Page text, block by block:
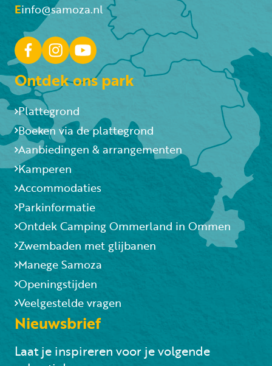
Einfo@samoza.nl
Ontdek ons park
Plattegrond
Boeken via de plattegrond
Aanbiedingen & arrangementen
Kamperen
Accommodaties
Parkinformatie
Ontdek Camping Ommerland in Ommen
Zwembaden met glijbanen
Manege Samoza
Openingstijden
Veelgestelde vragen
Nieuwsbrief
Laat je inspireren voor je volgende